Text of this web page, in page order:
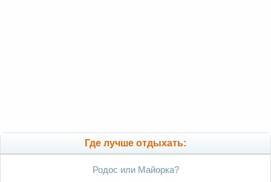
Где лучше отдыхать:
Родос или Майорка?